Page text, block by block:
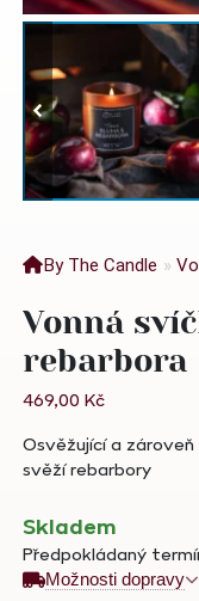
By The Candle »
Vonná
rebarbora
469,00 Kč
Osvěžující a
svěží rebarbory
Skladem
Předpokládaný
Možnosti dopravy